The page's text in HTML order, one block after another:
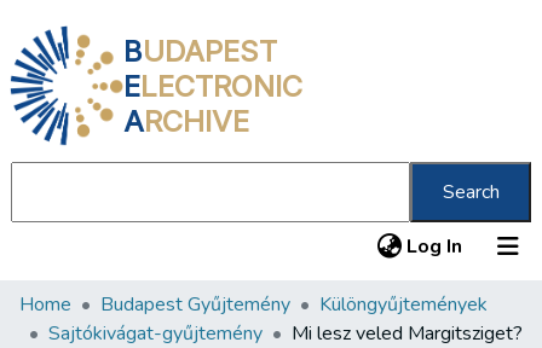
BUDAPEST
ELECTRONIC
ARCHIVE
Search
Log In (current)
Communities & Collections
Home Budapest Gyűjtemény
Különgyűjtemények
Sajtókivágat-gyűjtemény
Mi lesz veled Margitsziget?